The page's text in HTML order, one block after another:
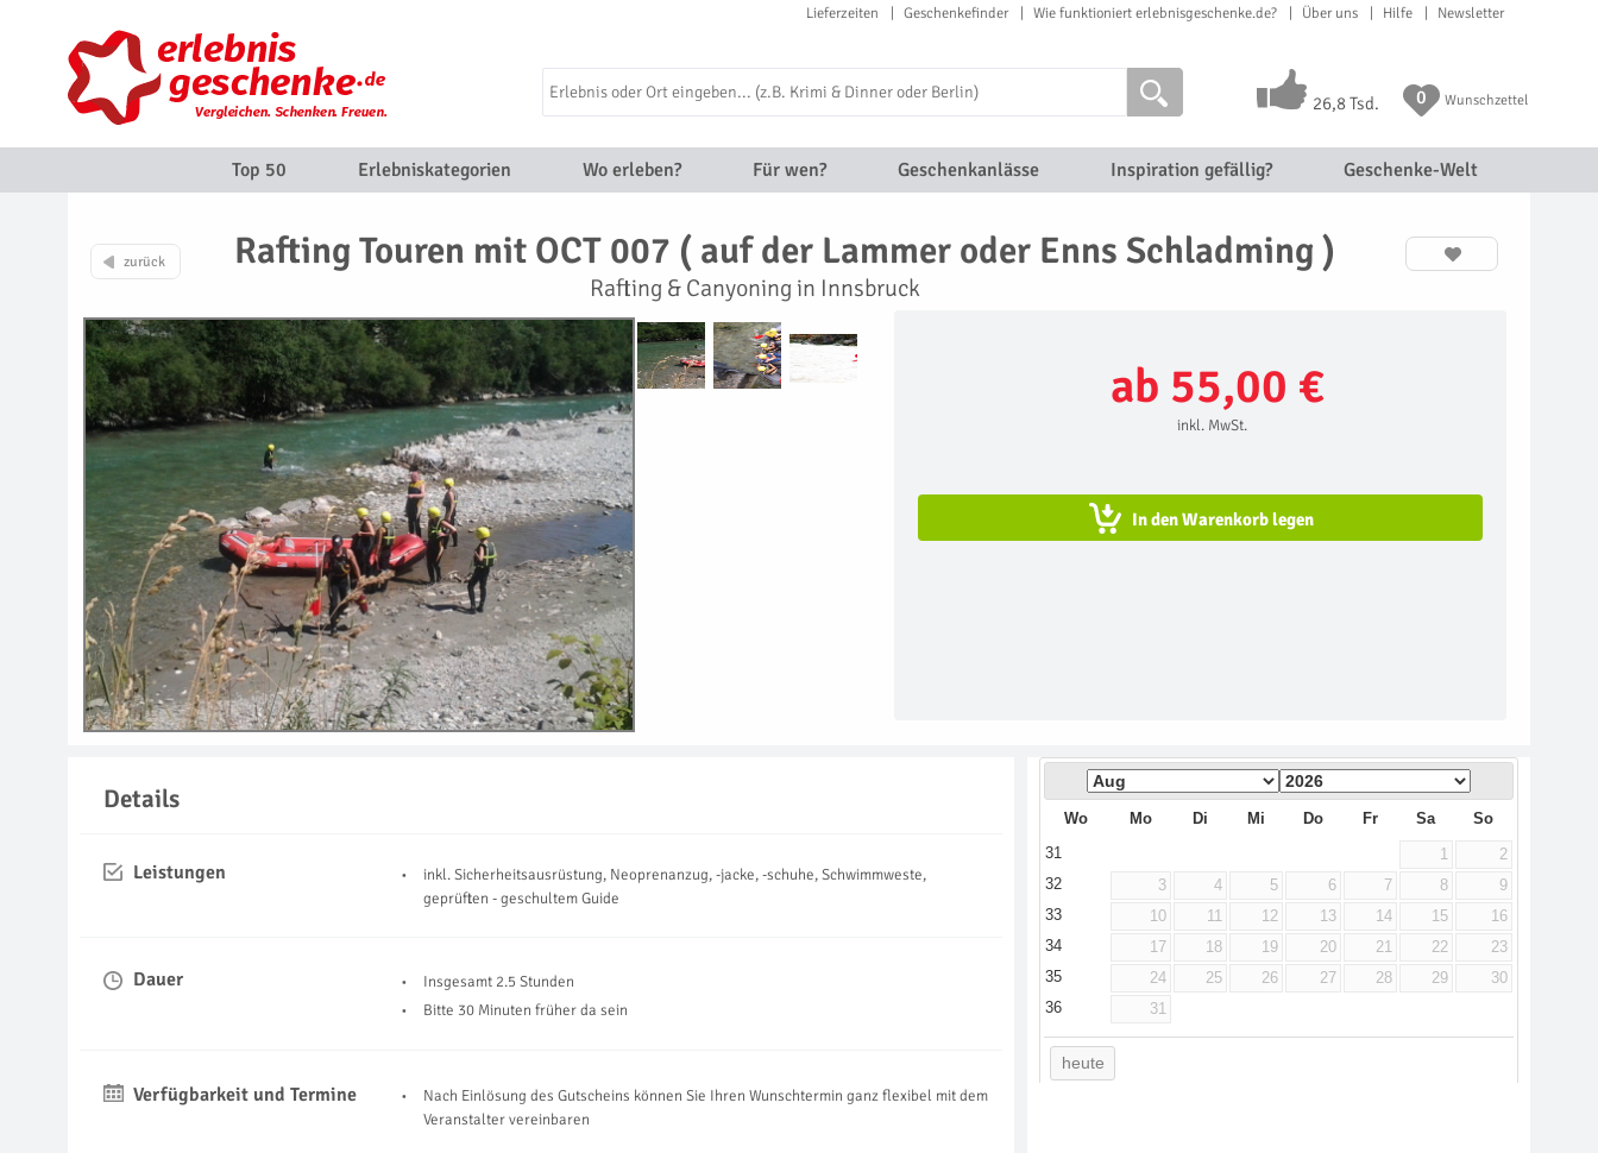
Lieferzeiten Geschenkefinder Wie funktioniert erlebnisgeschenke.de? Über uns Hilfe Newsletter
26,8 Tsd. 0 Wunschzettel
Top 50 Erlebniskategorien Wo erleben? Für wen? Geschenkanlässe Inspiration gefällig? Geschenke-Welt
Rafting Touren mit OCT 007 ( auf der Lammer oder Enns Schladming )
Rafting & Canyoning in Innsbruck
ab 55,00 €
inkl. MwSt.
In den Warenkorb legen
Details
Leistungen
inkl. Sicherheitsausrüstung, Neoprenanzug, -jacke, -schuhe, Schwimmweste,
geprüften - geschultem Guide
Dauer
Insgesamt 2.5 Stunden
Bitte 30 Minuten früher da sein
Verfügbarkeit und Termine
Nach Einlösung des Gutscheins können Sie Ihren Wunschtermin ganz flexibel mit dem
Veranstalter vereinbaren
Wo Mo Di Mi Do Fr Sa So
31 1
2
32
3 4 5 6 7 8
9
33
10 11 12 13 14 15
16
34
17 18 19 20 21 22
23
35
24 25 26 27 28 29
30
36
31
heute